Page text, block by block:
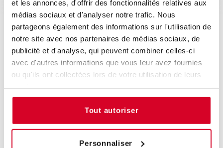
et les annonces, d'offrir des fonctionnalités relatives aux
médias sociaux et d'analyser notre trafic. Nous
partageons également des informations sur l'utilisation de
notre site avec nos partenaires de médias sociaux, de
publicité et d'analyse, qui peuvent combiner celles-ci
avec d'autres informations que vous leur avez fournies
ou qu'ils ont collectées lors de votre utilisation de leurs
Tout autoriser
Personnaliser
RAPPORT RSE 2026 ET PREMIER
BILAN CARBONE COMPLET
L’IFIS poursuit son engagement en faveur d’une
formation plus responsable avec la publication de son
rapport RSE 2026 et de son premier bilan carbone
complet 2024-2025.